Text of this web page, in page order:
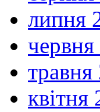
липня
квітня